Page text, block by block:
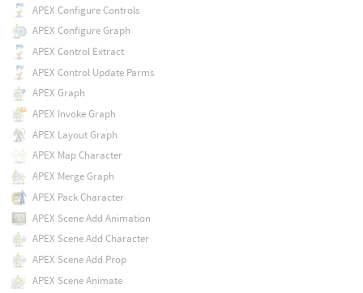
APEX Configure Controls
APEX Configure Graph
APEX Control Extract
APEX Control Update Parms
APEX Graph
APEX Invoke Graph
APEX Layout Graph
APEX Map Character
APEX Merge Graph
APEX Pack Character
APEX Scene Add Animation
APEX Scene Add Character
APEX Scene Add Prop
APEX Scene Animate